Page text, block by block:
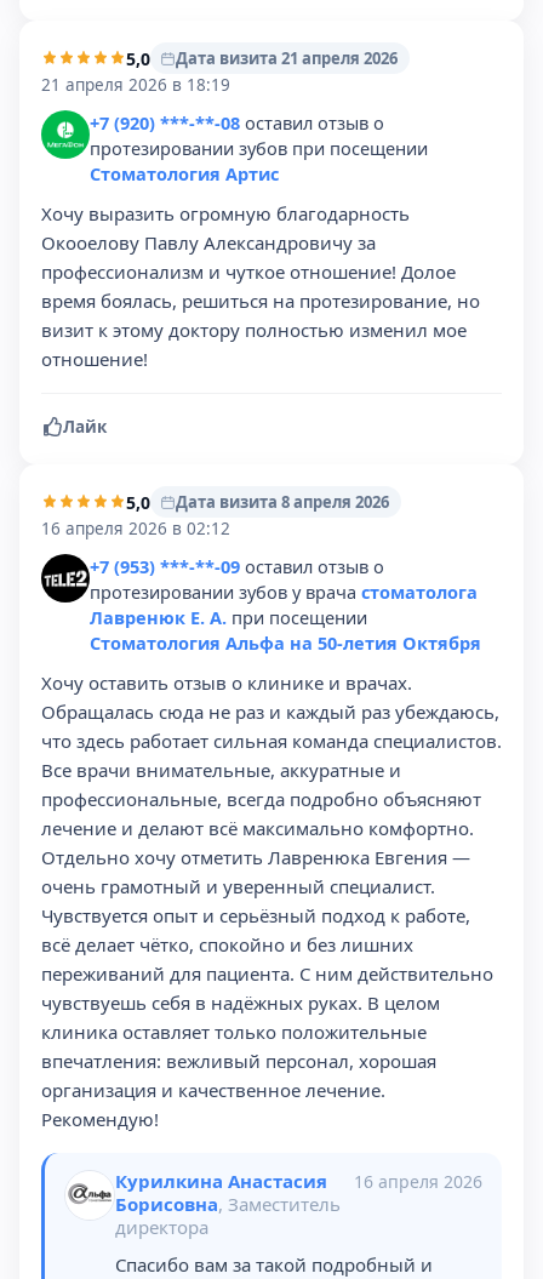
5,0
Дата визита 21 апреля 2026
21 апреля 2026 в 18:19
+7 (920) ***-**-08 оставил отзыв о
протезировании зубов при посещении
Стоматология Артис
Хочу выразить огромную благодарность
Окооелову Павлу Александровичу за
профессионализм и чуткое отношение! Долое
время боялась, решиться на протезирование, но
визит к этому доктору полностью изменил мое
отношение!
Лайк
5,0
Дата визита 8 апреля 2026
16 апреля 2026 в 02:12
+7 (953) ***-**-09 оставил отзыв о
протезировании зубов у врача стоматолога
Лавренюк Е. А. при посещении
Стоматология Альфа на 50-летия Октября
Хочу оставить отзыв о клинике и врачах.
Обращалась сюда не раз и каждый раз убеждаюсь,
что здесь работает сильная команда специалистов.
Все врачи внимательные, аккуратные и
профессиональные, всегда подробно объясняют
лечение и делают всё максимально комфортно.
Отдельно хочу отметить Лавренюка Евгения —
очень грамотный и уверенный специалист.
Чувствуется опыт и серьёзный подход к работе,
всё делает чётко, спокойно и без лишних
переживаний для пациента. С ним действительно
чувствуешь себя в надёжных руках. В целом
клиника оставляет только положительные
впечатления: вежливый персонал, хорошая
организация и качественное лечение.
Рекомендую!
Курилкина Анастасия
Борисовна, Заместитель
директора
16 апреля 2026
Спасибо вам за такой подробный и